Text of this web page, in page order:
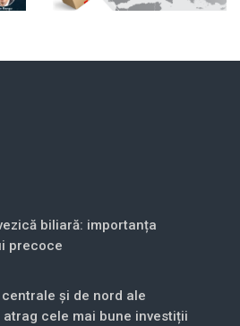
biliară: importanța
precoce
și de nord ale
cele mai bune investiții